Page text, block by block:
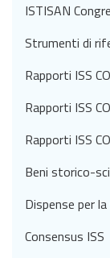
ISTISAN
Strumenti di
Rapporti ISS
Rapporti ISS
Rapporti ISS
Beni storico-
Dispense per
Consensus ISS